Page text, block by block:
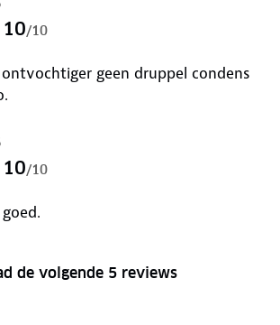
10/10
geen druppel condens
10/10
de volgende 5 reviews